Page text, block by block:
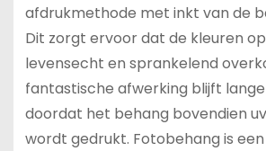
afdrukmethode met inkt van de
Dit zorgt ervoor dat de kleuren
levensecht en sprankelend
fantastische afwerking blijft
doordat het behang bovendien
wordt gedrukt. Fotobehang is